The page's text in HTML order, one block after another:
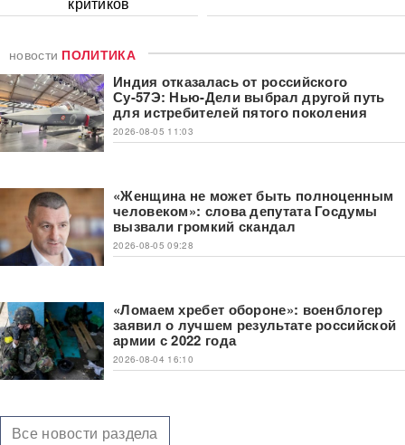
новости ПОЛИТИКА
Индия отказалась от российского
Су-57Э: Нью-Дели выбрал другой путь
для истребителей пятого поколения
2026-08-05 11:03
«Женщина не может быть полноценным
человеком»: слова депутата Госдумы
вызвали громкий скандал
2026-08-05 09:28
«Ломаем хребет обороне»: военблогер
заявил о лучшем результате российской
армии с 2022 года
2026-08-04 16:10
Все новости раздела